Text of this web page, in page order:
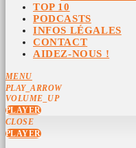
TOP 10
PODCASTS
INFOS LÉGALES
CONTACT
AIDEZ-NOUS !
MENU
PLAY_ARROW
VOLUME_UP
PLAYER
CLOSE
PLAYER